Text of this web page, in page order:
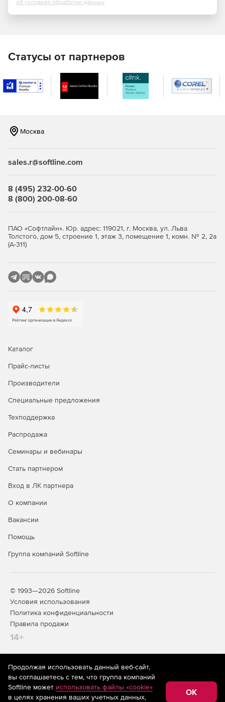
об условиях обработки данных
Статусы от партнеров
Москва
sales.r@softline.com
8 (495) 232-00-60
8 (800) 200-08-60
ПАО «Софтлайн». Юр. адрес: 119021, г. Москва, ул. Льва
Толстого, дом 5, строение 1, этаж 3, помещение 1, комн. № 2, 2а
(А-311)
Каталог
Прайс-листы
Производители
Специальные предложения
Техподдержка
Распродажа
Семинары и вебинары
Стать партнером
Вход в ЛК партнера
О компании
Вакансии
Помощь
Группа компаний Softline
© 1993—2026 Softline
Условия использования
Политика конфиденциальности
Правила продажи
14+
На информационном ресурсе store.softline.ru применяются
рекомендательные технологии(информационные технологии
предоставления информации на основе сбора,
систематизации и анализа сведений, относящихся к
Продолжая использовать данный веб-сайт,
вы соглашаетесь с тем, что группа компаний
Softline может использовать файлы «cookie»
в целях хранения ваших учетных данных,
OK